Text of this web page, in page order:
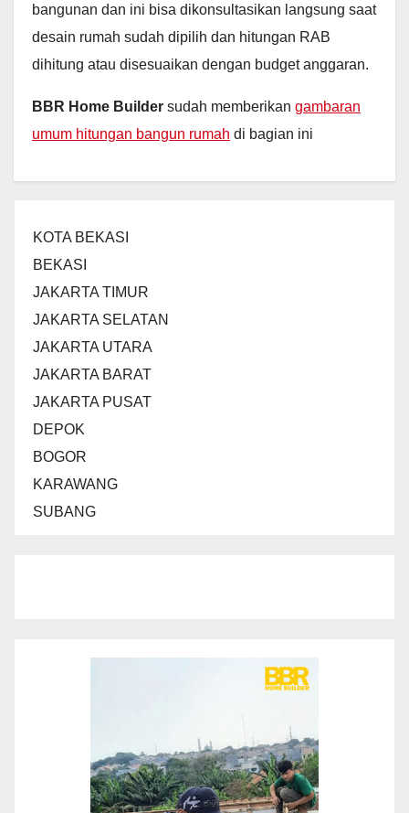
bangunan dan ini bisa dikonsultasikan langsung saat
desain rumah sudah dipilih dan hitungan RAB
dihitung atau disesuaikan dengan budget anggaran.
BBR Home Builder sudah memberikan gambaran
umum hitungan bangun rumah di bagian ini
KOTA BEKASI
BEKASI
JAKARTA TIMUR
JAKARTA SELATAN
JAKARTA UTARA
JAKARTA BARAT
JAKARTA PUSAT
DEPOK
BOGOR
KARAWANG
SUBANG